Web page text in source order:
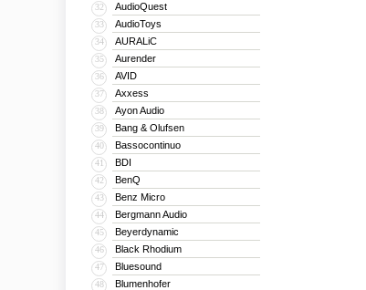
32 AudioQuest
33 AudioToys
34 AURALiC
35 Aurender
36 AVID
37 Axxess
38 Ayon Audio
39 Bang & Olufsen
40 Bassocontinuo
41 BDI
42 BenQ
43 Benz Micro
44 Bergmann Audio
45 Beyerdynamic
46 Black Rhodium
47 Bluesound
48 Blumenhofer